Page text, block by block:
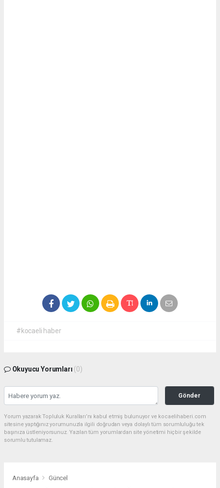
#kocaeli haber
Okuyucu Yorumları (0)
Gönder
Yorum yazarak Topluluk Kuralları’nı kabul etmiş bulunuyor ve kocaelihaberi.com
sitesine yaptığınız yorumunuzla ilgili doğrudan veya dolaylı tüm sorumluluğu tek
başınıza üstleniyorsunuz. Yazılan tüm yorumlardan site yönetimi hiçbir şekilde
sorumlu tutulamaz.
Anasayfa Güncel